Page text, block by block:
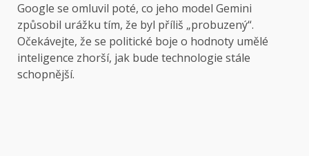
Google se omluvil poté, co jeho model Gemini
způsobil urážku tím, že byl příliš „probuzený“.
Očekávejte, že se politické boje o hodnoty umělé
inteligence zhorší, jak bude technologie stále
schopnější.